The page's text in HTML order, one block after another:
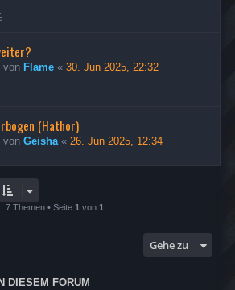
von Flame « 30. Jun 2025, 22:32
(Hathor)
von Geisha« 26. Jun 2025, 12:34
7 Themen • Seite 1 von 1
Gehe zu
DIESEM FORUM